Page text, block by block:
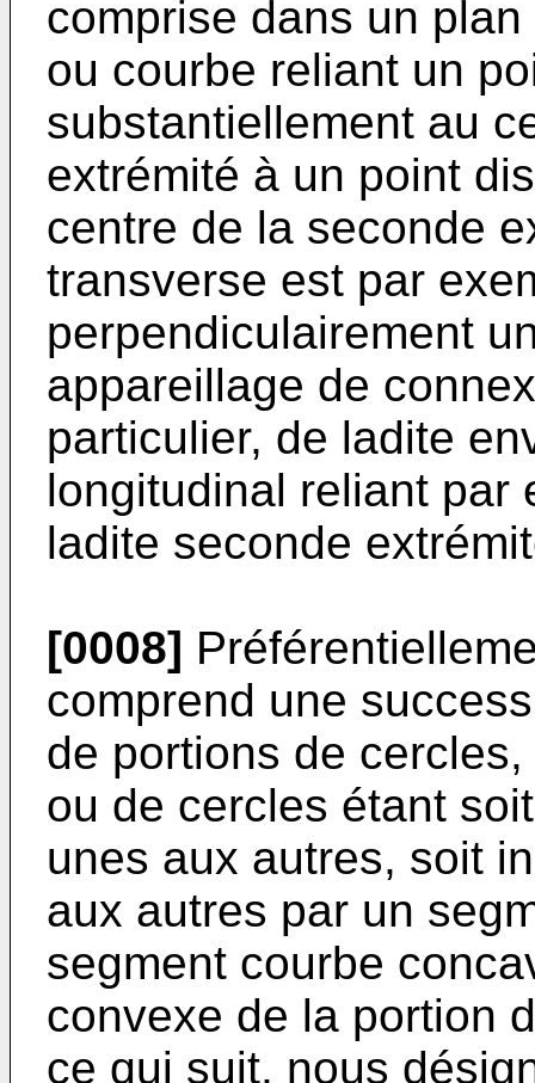
comprise dans un
ou courbe reliant un
substantiellement au
extrémité à un point
centre de la seconde
transverse est par
perpendiculairement
appareillage de
particulier, de ladite
longitudinal reliant par
ladite seconde
[0008]
comprend une
de portions de
ou de cercles étant
unes aux autres, soit
aux autres par un
segment courbe
convexe de la portion
ce qui suit, nous